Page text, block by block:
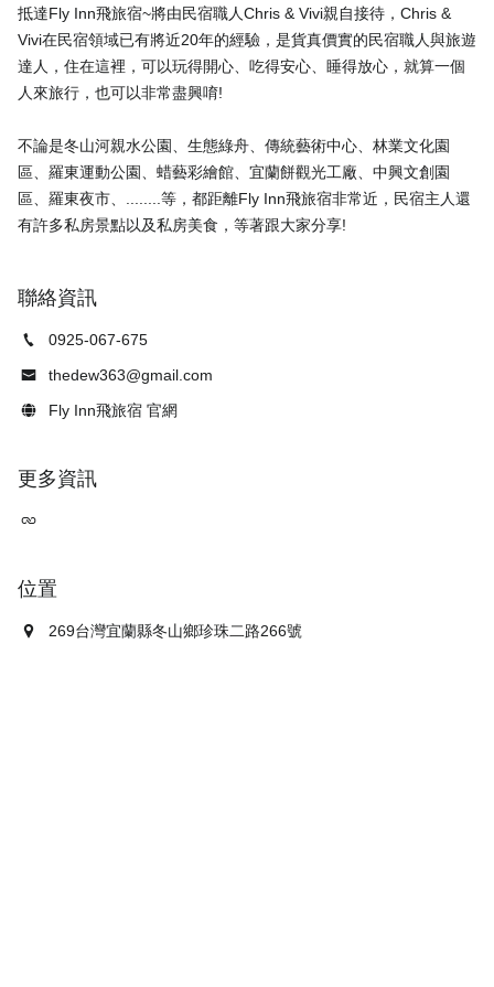
抵達Fly Inn飛旅宿~將由民宿職人Chris & Vivi親自接待，Chris &
Vivi在民宿領域已有將近20年的經驗，是貨真價實的民宿職人與旅遊
達人，住在這裡，可以玩得開心、吃得安心、睡得放心，就算一個
人來旅行，也可以非常盡興唷!
不論是冬山河親水公園、生態綠舟、傳統藝術中心、林業文化園
區、羅東運動公園、蜡藝彩繪館、宜蘭餅觀光工廠、中興文創園
區、羅東夜市、........等，都距離Fly Inn飛旅宿非常近，民宿主人還
聯絡資訊
0925-067-675
thedew363@gmail.com
Fly Inn飛旅宿 官網
更多資訊
位置
269台灣宜蘭縣冬山鄉珍珠二路266號